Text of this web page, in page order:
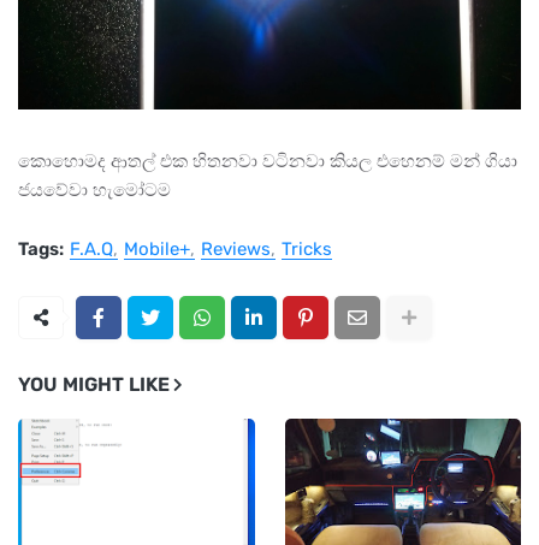
කොහොමද ආතල් එක හිතනවා වටිනවා කියල එහෙනම් මන් ගියා
ජයවේවා හැමෝටම
Tags: F.A.Q Mobile+ Reviews Tricks
YOU MIGHT LIKE